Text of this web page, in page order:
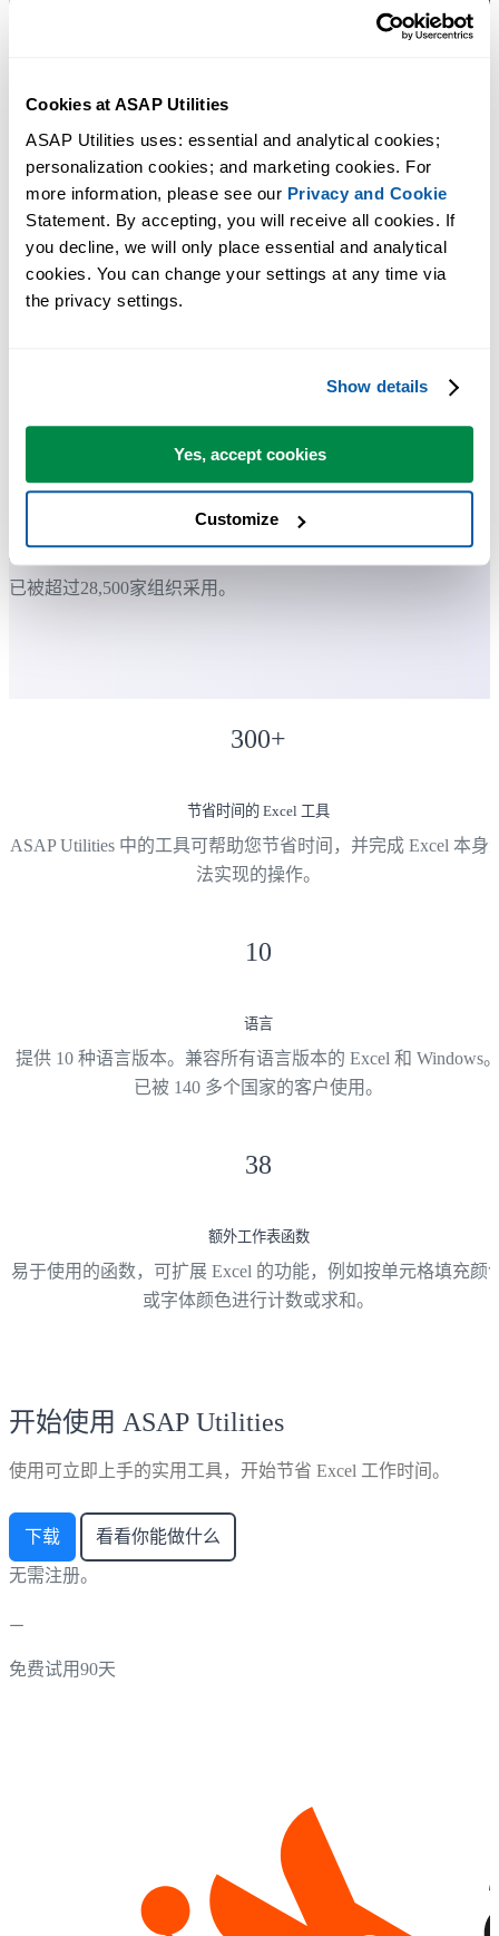
Cookies at ASAP Utilities
ASAP Utilities uses: essential and analytical cookies;
personalization cookies; and marketing cookies. For
more information, please see our Privacy and Cookie
Statement. By accepting, you will receive all cookies. If
you decline, we will only place essential and analytical
cookies. You can change your settings at any time via
the privacy settings.
Show details
Yes, accept cookies
Customize
许多 Excel 用户希望 Excel 内置的实用工具
节省 Excel 工作时间，简单高效。
大多数用户都会先从几个工具开始。 很多用户后来都会每天使
已被超过28,500家组织采用。
300+
节省时间的 Excel 工具
ASAP Utilities 中的工具可帮助您节省时间，并完成 Excel 本身
法实现的操作。
10
语言
提供 10 种语言版本。兼容所有语言版本的 Excel 和 Windows
已被 140 多个国家的客户使用。
38
额外工作表函数
易于使用的函数，可扩展 Excel 的功能，例如按单元格填充颜
或字体颜色进行计数或求和。
开始使用 ASAP Utilities
使用可立即上手的实用工具，开始节省 Excel 工作时间。
下载 看看你能做什么
无需注册。
免费试用90天